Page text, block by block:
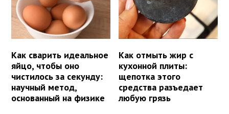
Как сварить идеальное
яйцо, чтобы оно
чистилось за секунду:
научный метод,
основанный на физике
Как отмыть жир с
кухонной плиты:
щепотка этого
средства разъедает
любую грязь